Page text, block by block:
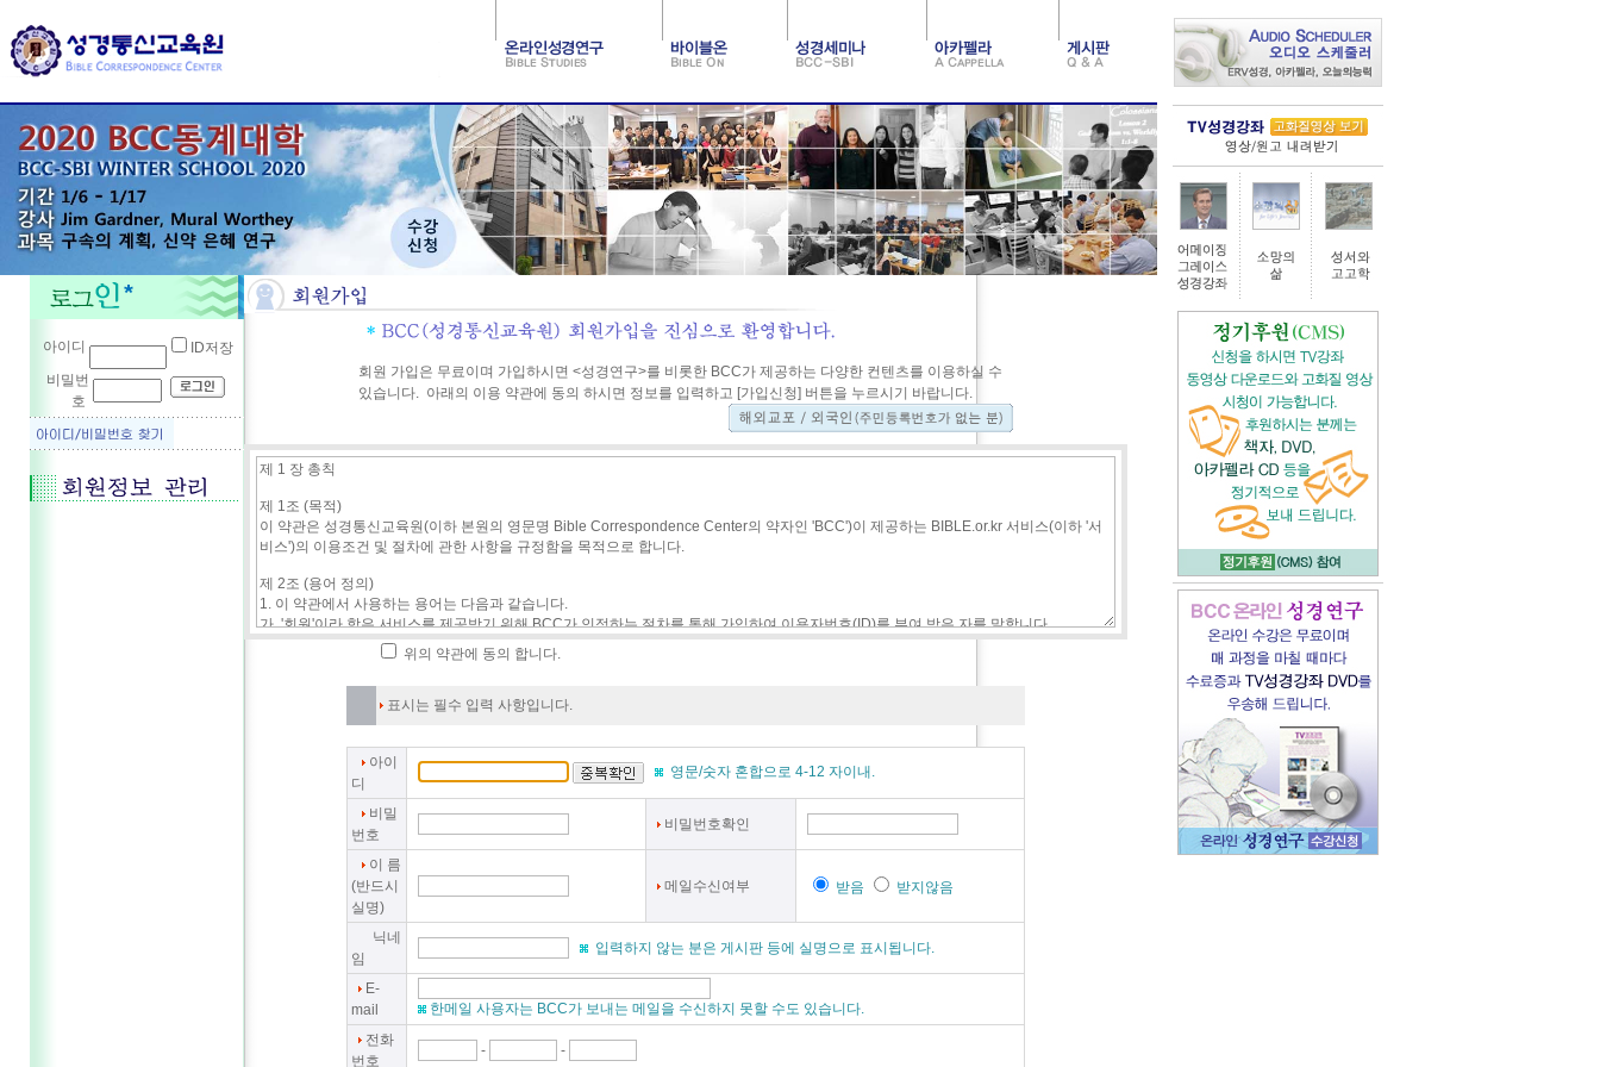
아이디
ID저장
비밀번
호
회원 가입은 무료이며 가입하시면 <성경연구>를 비롯한 BCC가 제공하는 다양한 컨텐츠를 이용하실 수
있습니다. 아래의 이용 약관에 동의 하시면 정보를 입력하고 [가입신청] 버튼을 누르시기 바랍니다.
위의 약관에 동의 합니다.
표시는 필수 입력 사항입니다.
아이
디
영문/숫자 혼합으로 4-12 자이내.
비밀
번호
비밀번호확인
이 름
(반드시
실명)
메일수신여부 받음 받지않음
닉네
임
입력하지 않는 분은 게시판 등에 실명으로 표시됩니다.
E-
mail
한메일 사용자는 BCC가 보내는 메일을 수신하지 못할 수도 있습니다.
전화
번호
- -